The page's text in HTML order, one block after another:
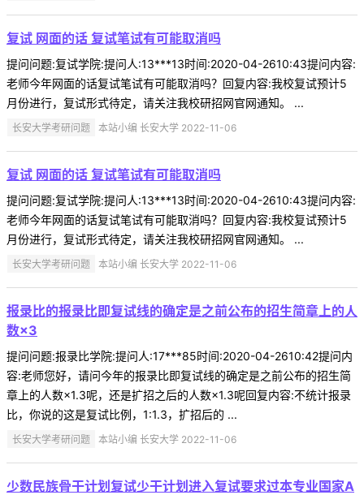
复试 网面的话 复试笔试有可能取消吗
提问问题:复试学院:提问人:13***13时间:2020-04-2610:43提问内容:
老师今年网面的话复试笔试有可能取消吗？回复内容:我校复试预计5
月份进行，复试形式待定，请关注我校研招网官网通知。 ...
长安大学考研问题 本站小编 长安大学 2022-11-06
复试 网面的话 复试笔试有可能取消吗
提问问题:复试学院:提问人:13***13时间:2020-04-2610:43提问内容:
老师今年网面的话复试笔试有可能取消吗？回复内容:我校复试预计5
月份进行，复试形式待定，请关注我校研招网官网通知。 ...
长安大学考研问题 本站小编 长安大学 2022-11-06
报录比的报录比即复试线的确定是之前公布的招生简章上的人
数×3
提问问题:报录比学院:提问人:17***85时间:2020-04-2610:42提问内
容:老师您好，请问今年的报录比即复试线的确定是之前公布的招生简
章上的人数×1.3呢，还是扩招之后的人数×1.3呢回复内容:不统计报录
比，你说的这是复试比例，1:1.3，扩招后的 ...
长安大学考研问题 本站小编 长安大学 2022-11-06
少数民族骨干计划复试少干计划进入复试要求过本专业国家A